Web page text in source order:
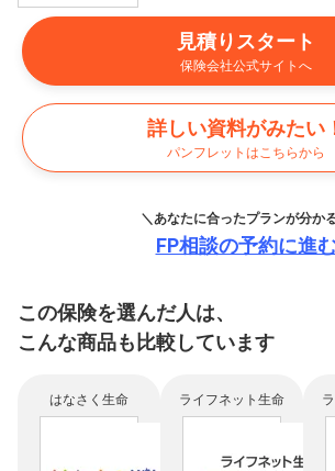
見積りスタート
保険会社公式サイトへ
詳しい資料がみたい
パンフレットはこちらから
＼あなたに合ったプランが分か
FP相談の予約に進
この保険を選んだ人は、
こんな商品も比較しています
はなさく生命 ライフネット生命